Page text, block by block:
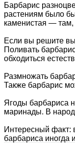
Барбарис
растениям было
каменистая — там,
Если вы решите
Поливать
обходиться
Размножать
Также барбарис
Ягоды барбариса
маринады. В
Интересный факт:
барбариса иногда